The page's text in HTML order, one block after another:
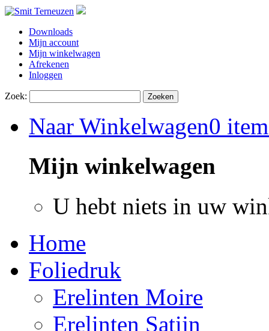
Downloads
Mijn account
Mijn winkelwagen
Afrekenen
Inloggen
Zoek: Zoeken
Naar Winkelwagen0
Mijn winkelwagen
U hebt niets in uw
Home
Foliedruk
Erelinten Moire
Erelinten Satijn